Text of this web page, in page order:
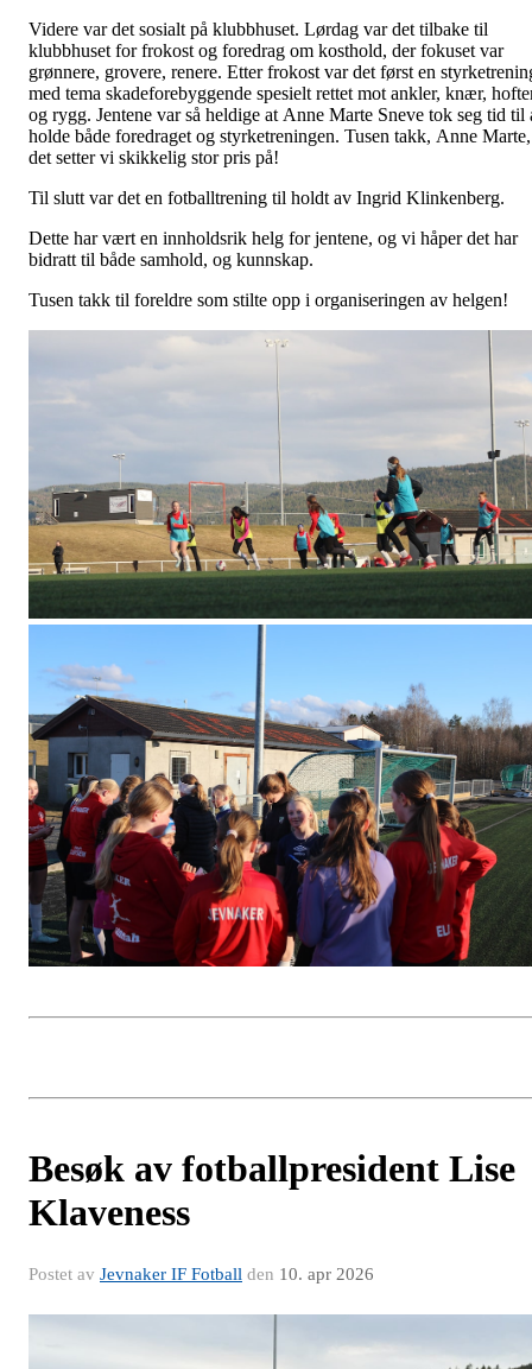
Videre var det sosialt på klubbhuset. Lørdag var det tilbake til
klubbhuset for frokost og foredrag om kosthold, der fokuset var
grønnere, grovere, renere. Etter frokost var det først en
med tema skadeforebyggende spesielt rettet mot ankler, knær,
og rygg. Jentene var så heldige at Anne Marte Sneve tok seg tid til
holde både foredraget og styrketreningen. Tusen takk, Anne Marte,
det setter vi skikkelig stor pris på!
Til slutt var det en fotballtrening til holdt av Ingrid Klinkenberg.
Dette har vært en innholdsrik helg for jentene, og vi håper det har
bidratt til både samhold, og kunnskap.
Tusen takk til foreldre som stilte opp i organiseringen av helgen!
Besøk av fotballpresident Lise
Klaveness
Postet av Jevnaker IF Fotball den 10. apr 2026